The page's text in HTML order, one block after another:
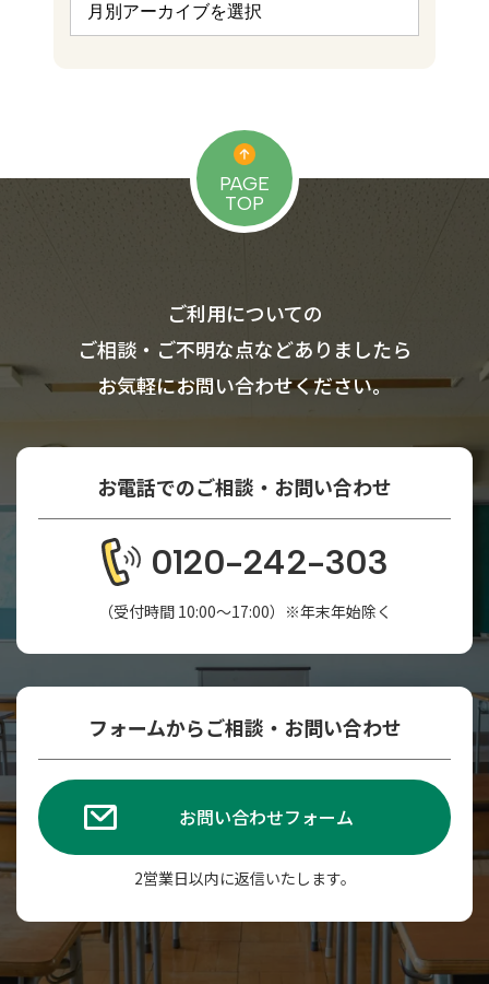
PAGE
TOP
ご利用についての
ご相談・ご不明な点などありましたら
お気軽にお問い合わせください。
お電話でのご相談・お問い合わせ
0120-242-303
（受付時間 10:00～17:00）※年末年始除く
フォームからご相談・お問い合わせ
お問い合わせフォーム
2営業日以内に返信いたします。